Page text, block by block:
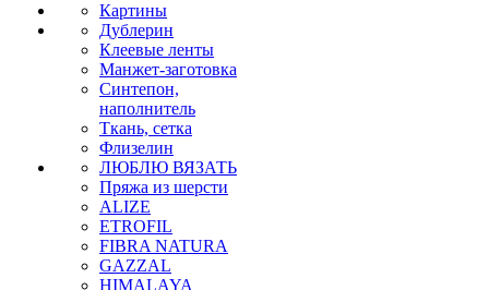
Картины
Дублерин
Клеевые ленты
Манжет-заготовка
Синтепон,
наполнитель
Ткань, сетка
Флизелин
ЛЮБЛЮ ВЯЗАТЬ
Пряжа из шерсти
ALIZE
ETROFIL
FIBRA NATURA
GAZZAL
HIMALAYA